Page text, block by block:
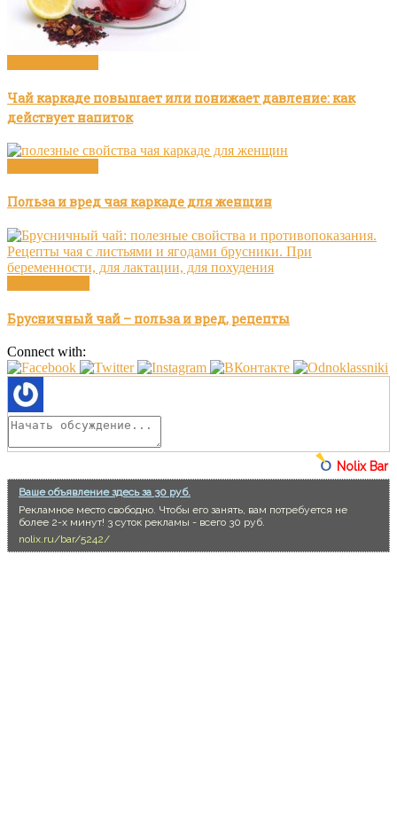
Чай каркаде повышает или понижает давление: как
действует напиток
Польза и вред чая каркаде для женщин
Брусничный чай – польза и вред, рецепты
Connect with:
Nolix Bar
Ваше объявление здесь за 30 руб.
Рекламное место свободно. Чтобы его занять, вам потребуется не
более 2-х минут! 3 суток рекламы - всего 30 руб.
nolix.ru/bar/5242/